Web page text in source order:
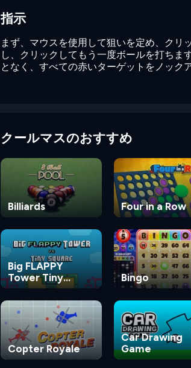
指示
まず、マウスを使用して狙いを定め、クリ
し、クリックしてもう一度ボールを打ちま
となく、すべての赤いターゲットをノック
クールマスのおすすめ
Billiards Four in a Row
Big FLAPPY
Tower Tiny
Square
Bingo
Copter Royale
Car Drawing
Game